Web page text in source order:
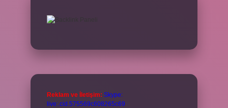
Reklam ve İletişim: Skype:
live:.cid.575569c608265c69